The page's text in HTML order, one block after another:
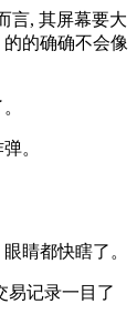
言, 其屏幕要大
的确确不会像
。
睛都快瞎了。
易记录一目了